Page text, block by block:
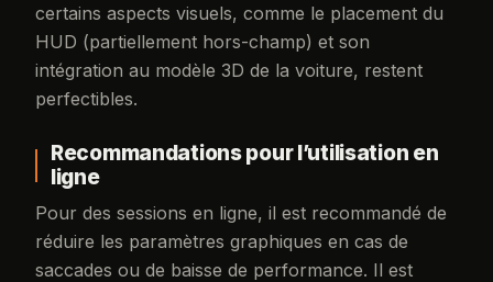
certains aspects visuels, comme le placement du
HUD (partiellement hors-champ) et son
intégration au modèle 3D de la voiture, restent
perfectibles.
Recommandations pour l’utilisation en
ligne
Pour des sessions en ligne, il est recommandé de
réduire les paramètres graphiques en cas de
saccades ou de baisse de performance. Il est